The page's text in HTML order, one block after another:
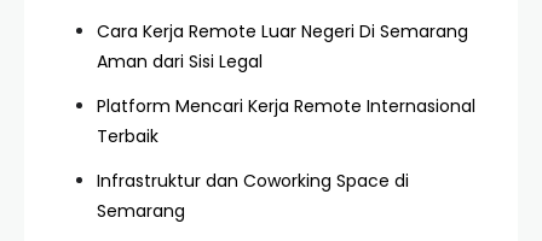
Cara Kerja Remote Luar Negeri Di Semarang
Aman dari Sisi Legal
Platform Mencari Kerja Remote Internasional
Terbaik
Infrastruktur dan Coworking Space di
Semarang